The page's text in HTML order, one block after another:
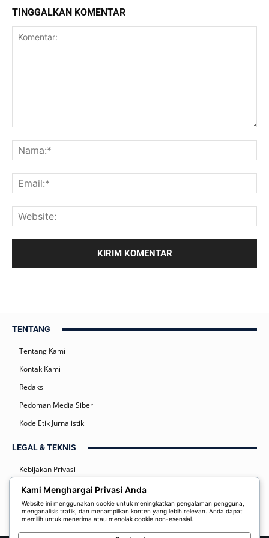
TINGGALKAN KOMENTAR
TENTANG
Tentang Kami
Kontak Kami
Redaksi
Pedoman Media Siber
Kode Etik Jurnalistik
LEGAL & TEKNIS
Kebijakan Privasi
Syarat dan Ketentuan
Disclaimer
Kami Menghargai Privasi Anda
Website ini menggunakan cookie untuk meningkatkan pengalaman pengguna,
menganalisis trafik, dan menampilkan konten yang lebih relevan. Anda dapat
memilih untuk menerima atau menolak cookie non-esensial.